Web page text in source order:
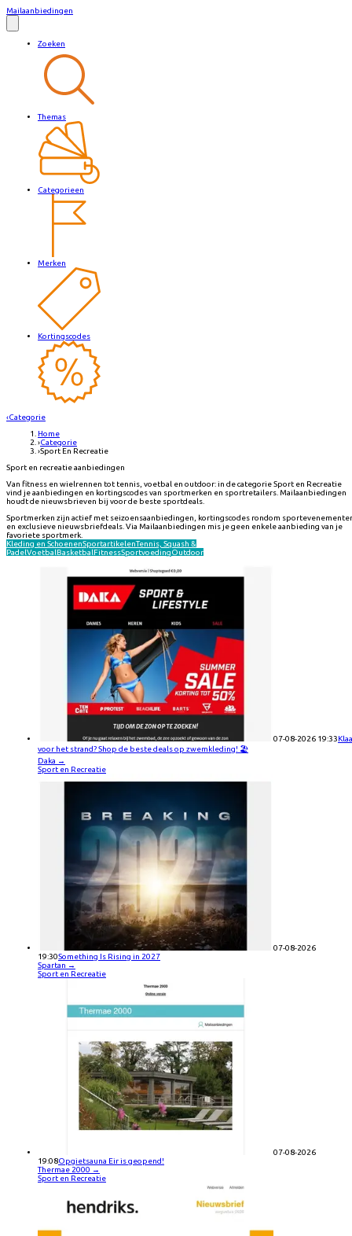
Mailaanbiedingen
Zoeken
Themas
Categorieen
Merken
Kortingscodes
‹Categorie
Home
›Categorie
›Sport En Recreatie
Sport en recreatie aanbiedingen
Van fitness en wielrennen tot tennis, voetbal en outdoor: in de categorie Sport en Recreatie
vind je aanbiedingen en kortingscodes van sportmerken en sportretailers. Mailaanbiedingen
houdt de nieuwsbrieven bij voor de beste sportdeals.
Sportmerken zijn actief met seizoensaanbiedingen, kortingscodes rondom
en exclusieve nieuwsbriefdeals. Via Mailaanbiedingen mis je geen enkele aanbieding van je
favoriete sportmerk.
Kleding en SchoenenSportartikelenTennis, Squash &
PadelVoetbalBasketbalFitnessSportvoedingOutdoor
07-08-2026 19:33
voor het strand? Shop de beste deals op zwemkleding! 🏖️
Daka →
Sport en Recreatie
07-08-2026
19:30Something Is Rising in 2027
Spartan →
Sport en Recreatie
07-08-2026
19:08Opgietsauna Eir is geopend!
Thermae 2000 →
Sport en Recreatie